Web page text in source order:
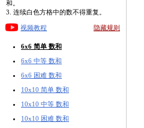
和。
3. 连续白色方格中的数不得重复。
视频教程 隐藏规则
6x6 简单 数和
6x6 中等 数和
6x6 困难 数和
10x10 简单 数和
10x10 中等 数和
10x10 困难 数和